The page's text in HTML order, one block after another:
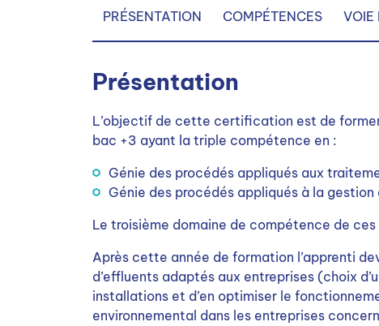
PRÉSENTATION COMPÉTENCES VOIE
Présentation
L’objectif de cette certification est de
bac +3 ayant la triple compétence en :
Génie des procédés appliqués aux
Génie des procédés appliqués à la
Le troisième domaine de compétence de
Après cette année de formation l’apprenti
d’effluents adaptés aux entreprises (choix
installations et d’en optimiser le
environnemental dans les entreprises